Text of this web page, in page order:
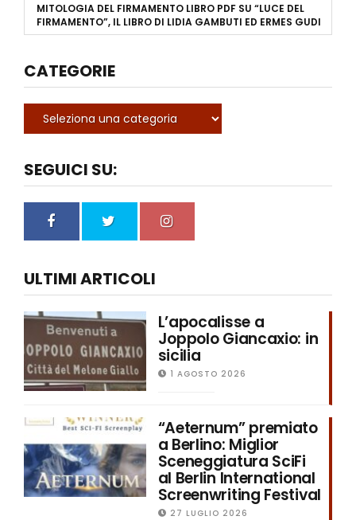
MITOLOGIA DEL FIRMAMENTO LIBRO PDF SU “LUCE DEL
FIRMAMENTO”, IL LIBRO DI LIDIA GAMBUTI ED ERMES GUDI
CATEGORIE
SEGUICI SU:
ULTIMI ARTICOLI
L’apocalisse a
Joppolo Giancaxio: in
sicilia
1 AGOSTO 2026
“Aeternum” premiato
a Berlino: Miglior
Sceneggiatura SciFi
al Berlin International
Screenwriting Festival
27 LUGLIO 2026